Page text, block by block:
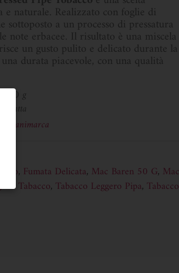
naturale. Realizzato con foglie di
sottoposto a un processo di pressatura
note erbacee. Il risultato è una miscela
un gusto pulito e delicato durante la
durata piacevole, con una qualità
50 g
Latta
Danimarca
, Fumata Delicata, Mac Baren 50 G, Mac
Tabacco, Tabacco Leggero Pipa, Tabacco